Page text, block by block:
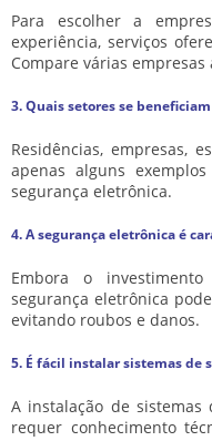
Para escolher a
experiência, serviços
Compare várias
3. Quais setores se
Residências, empresas,
apenas alguns
segurança eletrônica.
4. A segurança eletrônica é
Embora o
segurança eletrônica
evitando roubos e danos.
5. É fácil instalar sistemas de
A instalação de sistemas
requer conhecimento